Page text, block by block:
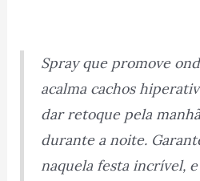
Spray que promove
acalma cachos
dar retoque pela
durante a noite.
naquela festa incrível,